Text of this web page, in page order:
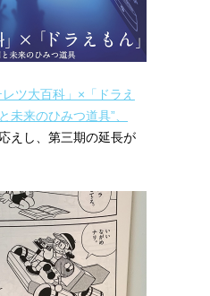
レツ大百科」×「ドラえ
未来のひみつ道具”、
えし、第三期の延長が